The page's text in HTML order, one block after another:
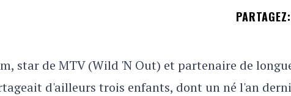
PARTAGEZ:
star de MTV (Wild 'N Out) et partenaire de
d'ailleurs trois enfants, dont un né l'an